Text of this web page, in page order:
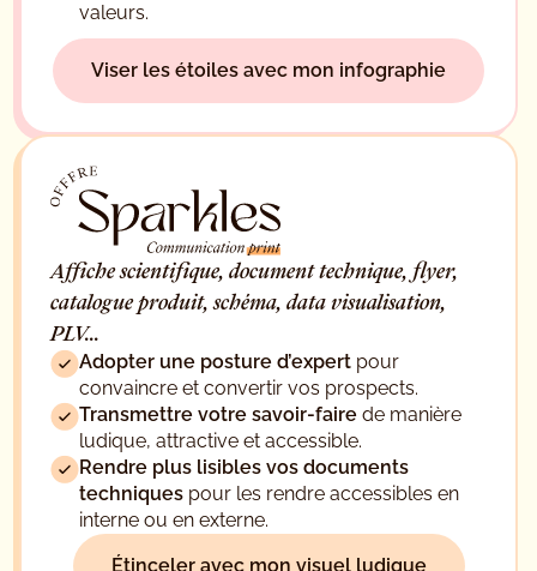
valeurs.
Viser les étoiles avec mon infographie
Affiche scientifique, document technique, flyer,
catalogue produit, schéma, data visualisation,
PLV...
Adopter une posture d’expert pour
convaincre et convertir vos prospects.
Transmettre votre savoir-faire de manière
ludique, attractive et accessible.
Rendre plus lisibles vos documents
techniques pour les rendre accessibles en
interne ou en externe.
Étinceler avec mon visuel ludique